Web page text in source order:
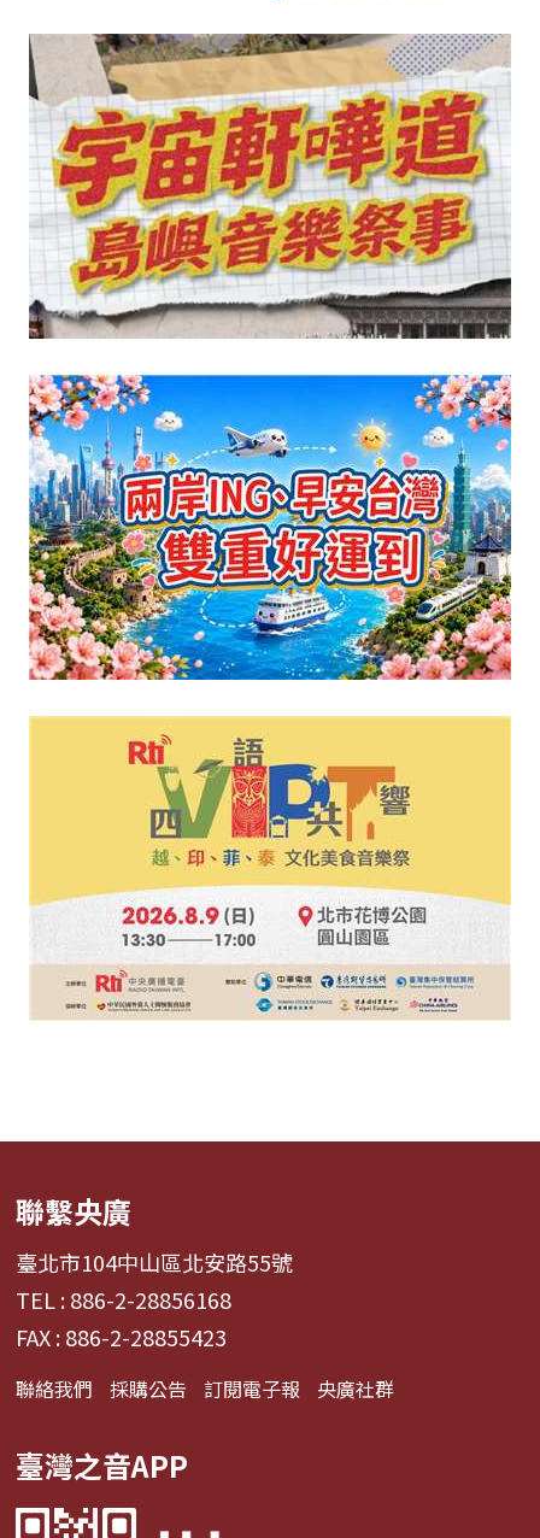
聯繫央廣
臺北市104中山區北安路55號
TEL : 886-2-28856168
FAX : 886-2-28855423
聯絡我們 採購公告 訂閱電子報 央廣社群
臺灣之音APP